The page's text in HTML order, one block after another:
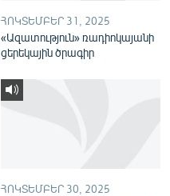
ՀՈԿՏԵՄԲԵՐ 31, 2025
«Ազատություն» ռադիոկայանի
ցերեկային ծրագիր
ՀՈԿՏԵՄԲԵՐ 30, 2025